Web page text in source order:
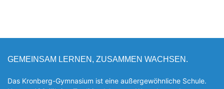
GEMEINSAM LERNEN, ZUSAMMEN WACHSEN.
Das Kronberg-Gymnasium ist eine außergewöhnliche Schule.